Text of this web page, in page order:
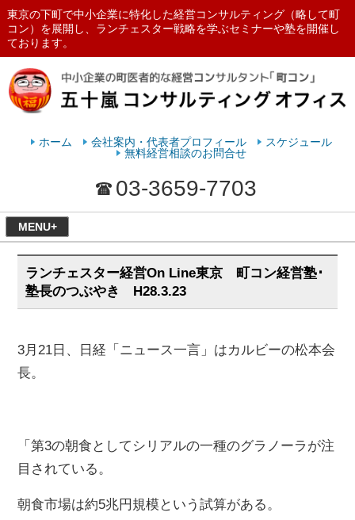
東京の下町で中小企業に特化した経営コンサルティング（略して町
コン）を展開し、ランチェスター戦略を学ぶセミナーや塾を開催し
ております。
ランチェスターの法則を学ぶなら
ホーム 会社案内・代表者プロフィール
スケジュール
無料経営相談のお問合せ
03-3659-7703
MENU+
ランチェスター経営On Line東京 町コン経営塾･
塾長のつぶやき H28.3.23
3月21日、日経「ニュース一言」はカルビーの松本会
長。
「第3の朝食としてシリアルの一種のグラノーラが注
目されている。
朝食市場は約5兆円規模という試算がある。